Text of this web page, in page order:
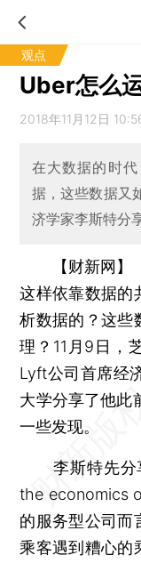
观点
Uber怎么
2018年11月12日
在大数据的时
据，这些数据又
济学家李斯特分
【财新网
这样依靠数据的
析数据的？这些
理？11月9日，
Lyft公司首席经
大学分享了他此
一些发现。
李斯特先分
the economics
的服务型公司而
乘客遇到糟心的